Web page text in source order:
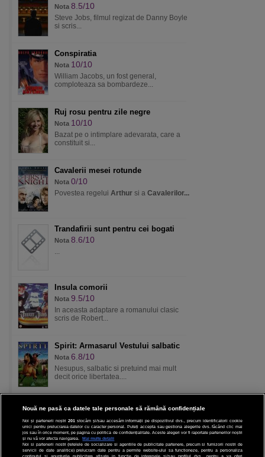
Nota 8.5/10
Steve Jobs, filmul regizat de Danny Boyle
si scris...
Conspiratia
Nota 10/10
William Jacobs, un fost general,
comploteaza sa bombardeze...
Ruj rosu pentru zile negre
Nota 10/10
Bazat pe o intimplare adevarata, care a
constituit si...
Cavalerii mesei rotunde
Nota 0/10
Povestea regelui Arthur si a Cavalerilor...
Trandafirii sunt pentru cei bogati
Nota 8.6/10
...
Insula comorii
Nota 9.5/10
In aceasta adaptare a romanului clasic
scris de Robert...
Spirit: Armasarul Vestului salbatic
Nota 6.8/10
Nesupus, salbatic si pretuind mai mult
decit orice libertatea....
CINEMA
Nouă ne pasă ca datele tale personale să rămână confidențiale
Noi și partenerii noștri 201 stocăm și/sau accesăm informații pe dispozitivul dvs., precum identificatorii cookie
unici pentru prelucrarea datelor cu caracter personal. Puteți accepta sau gestiona alegerile dvs. făcând clic mai
jos sau în orice moment, pe pagina cu politica de confidențialitate. Aceste alegeri vor fi raportate partenerilor noștri
și nu vă vor afecta navigarea.
Mai multe detalii
Noi si partenerii nostri (retelele de socializare si agentiile de publicitate partenere, precum si furnizorii nostri de
servicii de date analitice) prelucram date pentru a permite website-ului sa functioneze, pentru a personaliza
continutul si anunturile publicitare afisate in functie de interesele si/sau profilul dvs., pentru a va oferi